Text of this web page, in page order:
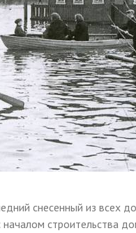
снесенный из всех
началом строительства